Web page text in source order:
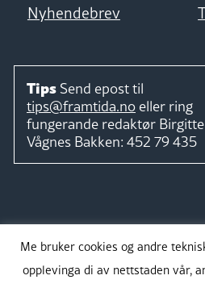
Nyhendebrev
Tips Send epost til
tips@framtida.no eller ring
fungerande redaktør Birgitte
Vågnes Bakken: 452 79 435
Me bruker cookies og andre
opplevinga di av nettstaden vår,